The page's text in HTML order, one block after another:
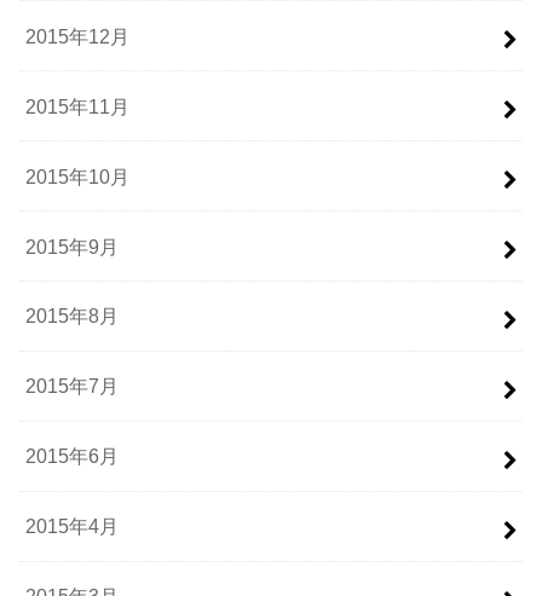
2015年12月
2015年11月
2015年10月
2015年9月
2015年8月
2015年7月
2015年6月
2015年4月